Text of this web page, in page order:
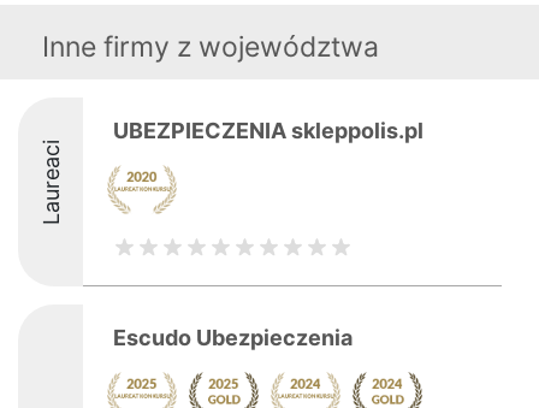
Inne firmy z województwa
Laureaci
UBEZPIECZENIA skleppolis.pl
Escudo Ubezpieczenia